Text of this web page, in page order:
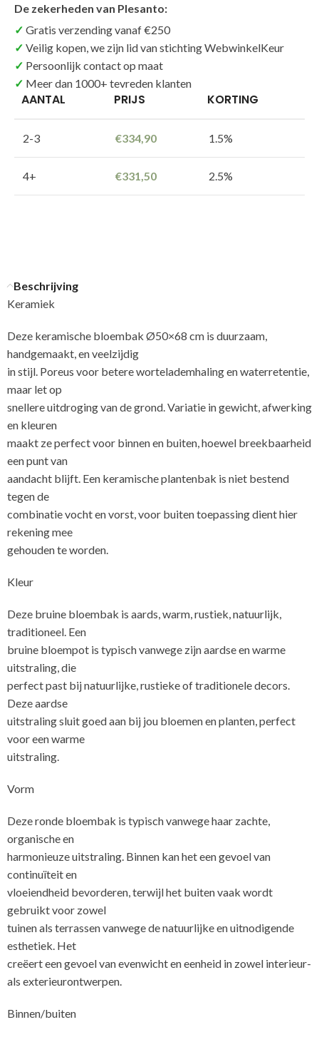
De zekerheden van Plesanto:
Gratis verzending vanaf €250
Veilig kopen, we zijn lid van stichting WebwinkelKeur
Persoonlijk contact op maat
Meer dan 1000+ tevreden klanten
AANTAL PRIJS KORTING
2-3 €334,90 1.5%
4+ €331,50 2.5%
Beschrijving
Keramiek
Deze keramische bloembak Ø50×68 cm is duurzaam,
handgemaakt, en veelzijdig
in stijl. Poreus voor betere wortelademhaling en waterretentie,
maar let op
snellere uitdroging van de grond. Variatie in gewicht, afwerking
en kleuren
maakt ze perfect voor binnen en buiten, hoewel breekbaarheid
een punt van
aandacht blijft. Een keramische plantenbak is niet bestend
tegen de
combinatie vocht en vorst, voor buiten toepassing dient hier
rekening mee
gehouden te worden.
Kleur
Deze bruine bloembak is aards, warm, rustiek, natuurlijk,
traditioneel. Een
bruine bloempot is typisch vanwege zijn aardse en warme
uitstraling, die
perfect past bij natuurlijke, rustieke of traditionele decors.
Deze aardse
uitstraling sluit goed aan bij jou bloemen en planten, perfect
voor een warme
uitstraling.
Vorm
Deze ronde bloembak is typisch vanwege haar zachte,
organische en
harmonieuze uitstraling. Binnen kan het een gevoel van
continuïteit en
vloeiendheid bevorderen, terwijl het buiten vaak wordt
gebruikt voor zowel
tuinen als terrassen vanwege de natuurlijke en uitnodigende
esthetiek. Het
creëert een gevoel van evenwicht en eenheid in zowel interieur-
als exterieurontwerpen.
Binnen/buiten